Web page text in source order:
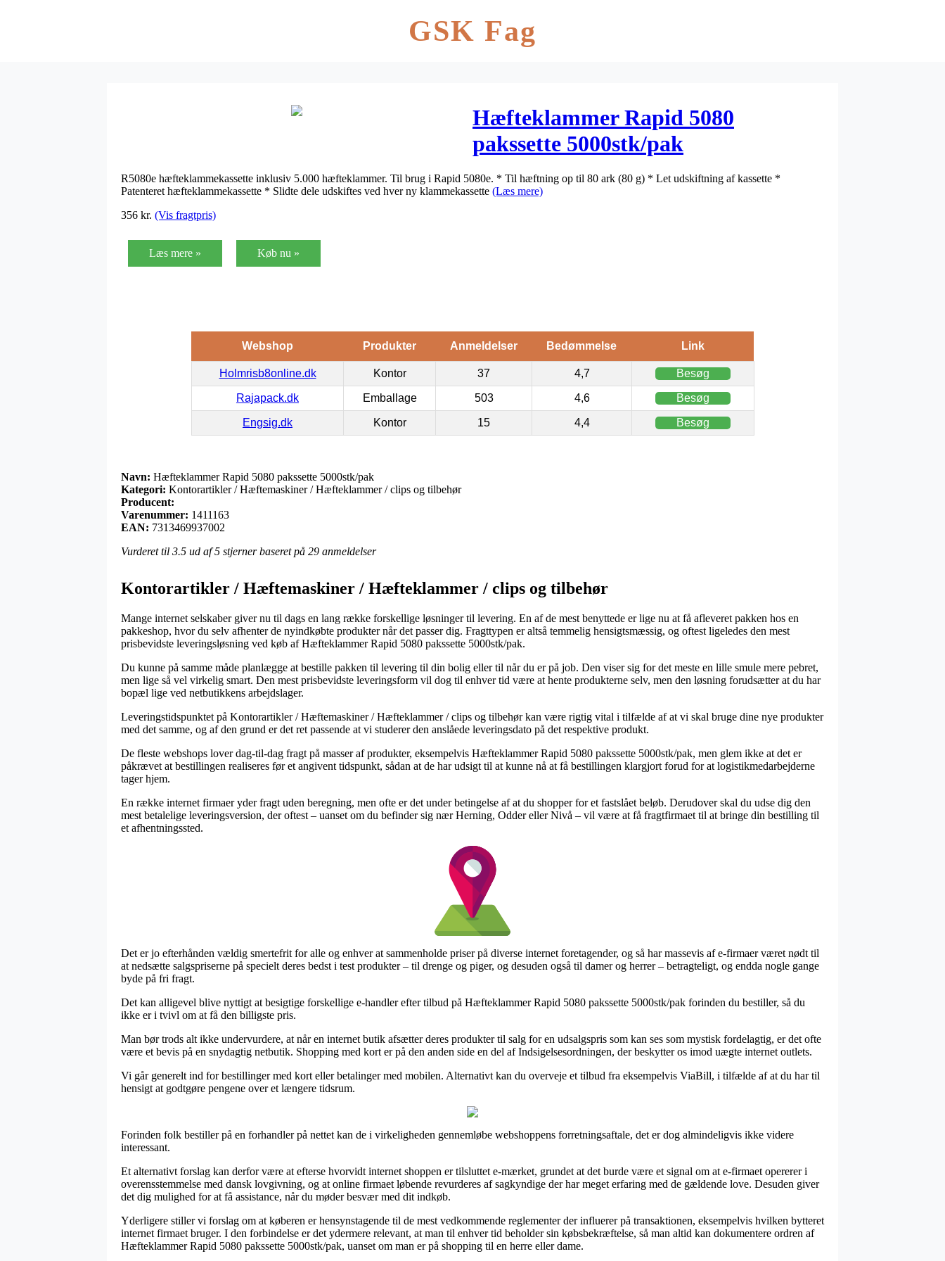
GSK Fag
Hæfteklammer Rapid 5080
pakssette 5000stk/pak
R5080e hæfteklammekassette inklusiv 5.000 hæfteklammer. Til brug i Rapid 5080e. * Til hæftning op til 80 ark (80 g) * Let udskiftning af kassette *
Patenteret hæfteklammekassette * Slidte dele udskiftes ved hver ny klammekassette (Læs mere)
356 kr. (Vis fragtpris)
Læs mere » Køb nu »
Webshop Produkter Anmeldelser Bedømmelse Link
Holmrisb8online.dk Kontor 37 4,7 Besøg
Rajapack.dk Emballage 503 4,6 Besøg
Engsig.dk Kontor 15 4,4 Besøg
Navn: Hæfteklammer Rapid 5080 pakssette 5000stk/pak
Kategori: Kontorartikler / Hæftemaskiner / Hæfteklammer / clips og tilbehør
Producent:
Varenummer: 1411163
EAN: 7313469937002
Vurderet til 3.5 ud af 5 stjerner baseret på 29 anmeldelser
Kontorartikler / Hæftemaskiner / Hæfteklammer / clips og tilbehør
Mange internet selskaber giver nu til dags en lang række forskellige løsninger til levering. En af de mest benyttede er lige nu at få afleveret pakken hos en
pakkeshop, hvor du selv afhenter de nyindkøbte produkter når det passer dig. Fragttypen er altså temmelig hensigtsmæssig, og oftest ligeledes den mest
prisbevidste leveringsløsning ved køb af Hæfteklammer Rapid 5080 pakssette 5000stk/pak.
Du kunne på samme måde planlægge at bestille pakken til levering til din bolig eller til når du er på job. Den viser sig for det meste en lille smule mere pebret,
men lige så vel virkelig smart. Den mest prisbevidste leveringsform vil dog til enhver tid være at hente produkterne selv, men den løsning forudsætter at du har
bopæl lige ved netbutikkens arbejdslager.
Leveringstidspunktet på Kontorartikler / Hæftemaskiner / Hæfteklammer / clips og tilbehør kan være rigtig vital i tilfælde af at vi skal bruge dine nye produkter
med det samme, og af den grund er det ret passende at vi studerer den anslåede leveringsdato på det respektive produkt.
De fleste webshops lover dag-til-dag fragt på masser af produkter, eksempelvis Hæfteklammer Rapid 5080 pakssette 5000stk/pak, men glem ikke at det er
påkrævet at bestillingen realiseres før et angivent tidspunkt, sådan at de har udsigt til at kunne nå at få bestillingen klargjort forud for at logistikmedarbejderne
tager hjem.
En række internet firmaer yder fragt uden beregning, men ofte er det under betingelse af at du shopper for et fastslået beløb. Derudover skal du udse dig den
mest betalelige leveringsversion, der oftest – uanset om du befinder sig nær Herning, Odder eller Nivå – vil være at få fragtfirmaet til at bringe din bestilling til
et afhentningssted.
Det er jo efterhånden vældig smertefrit for alle og enhver at sammenholde priser på diverse internet foretagender, og så har massevis af e-firmaer været nødt til
at nedsætte salgspriserne på specielt deres bedst i test produkter – til drenge og piger, og desuden også til damer og herrer – betragteligt, og endda nogle gange
byde på fri fragt.
Det kan alligevel blive nyttigt at besigtige forskellige e-handler efter tilbud på Hæfteklammer Rapid 5080 pakssette 5000stk/pak forinden du bestiller, så du
ikke er i tvivl om at få den billigste pris.
Man bør trods alt ikke undervurdere, at når en internet butik afsætter deres produkter til salg for en udsalgspris som kan ses som mystisk fordelagtig, er det ofte
være et bevis på en snydagtig netbutik. Shopping med kort er på den anden side en del af Indsigelsesordningen, der beskytter os imod uægte internet outlets.
Vi går generelt ind for bestillinger med kort eller betalinger med mobilen. Alternativt kan du overveje et tilbud fra eksempelvis ViaBill, i tilfælde af at du har til
hensigt at godtgøre pengene over et længere tidsrum.
Forinden folk bestiller på en forhandler på nettet kan de i virkeligheden gennemløbe webshoppens forretningsaftale, det er dog almindeligvis ikke videre
interessant.
Et alternativt forslag kan derfor være at efterse hvorvidt internet shoppen er tilsluttet e-mærket, grundet at det burde være et signal om at e-firmaet opererer i
overensstemmelse med dansk lovgivning, og at online firmaet løbende revurderes af sagkyndige der har meget erfaring med de gældende love. Desuden giver
det dig mulighed for at få assistance, når du møder besvær med dit indkøb.
Yderligere stiller vi forslag om at køberen er hensynstagende til de mest vedkommende reglementer der influerer på transaktionen, eksempelvis hvilken bytteret
internet firmaet bruger. I den forbindelse er det ydermere relevant, at man til enhver tid beholder sin købsbekræftelse, så man altid kan dokumentere ordren af
Hæfteklammer Rapid 5080 pakssette 5000stk/pak, uanset om man er på shopping til en herre eller dame.